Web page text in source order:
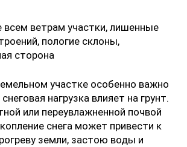
ветрам участки, лишенные
пологие склоны,
сторона
участке особенно важно
нагрузка влияет на грунт.
или переувлажненной почвой
снега может привести к
земли, застою воды и